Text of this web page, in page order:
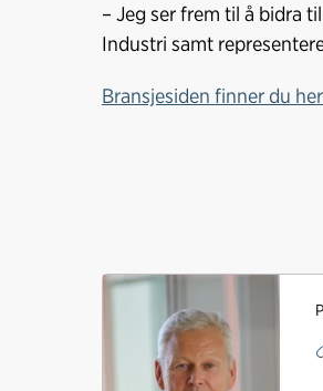
– Jeg ser frem til å bidra
Industri samt
Bransjesiden finner du